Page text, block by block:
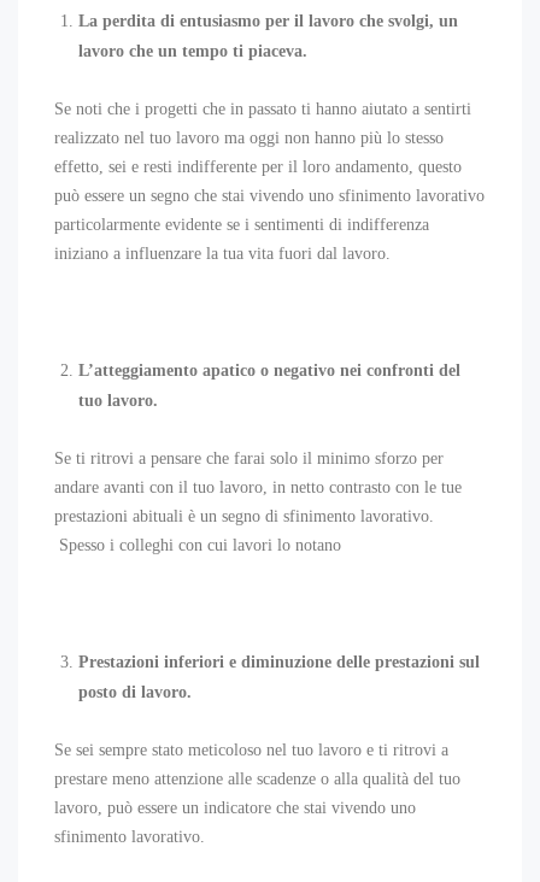
La perdita di entusiasmo per il lavoro che svolgi, un
lavoro che un tempo ti piaceva.
Se noti che i progetti che in passato ti hanno aiutato a sentirti
realizzato nel tuo lavoro ma oggi non hanno più lo stesso
effetto, sei e resti indifferente per il loro andamento, questo
può essere un segno che stai vivendo uno sfinimento lavorativo
particolarmente evidente se i sentimenti di indifferenza
iniziano a influenzare la tua vita fuori dal lavoro.
L’atteggiamento apatico o negativo nei confronti del
tuo lavoro.
Se ti ritrovi a pensare che farai solo il minimo sforzo per
andare avanti con il tuo lavoro, in netto contrasto con le tue
prestazioni abituali è un segno di sfinimento lavorativo.
Spesso i colleghi con cui lavori lo notano
Prestazioni inferiori e diminuzione delle prestazioni sul
posto di lavoro.
Se sei sempre stato meticoloso nel tuo lavoro e ti ritrovi a
prestare meno attenzione alle scadenze o alla qualità del tuo
lavoro, può essere un indicatore che stai vivendo uno
sfinimento lavorativo.